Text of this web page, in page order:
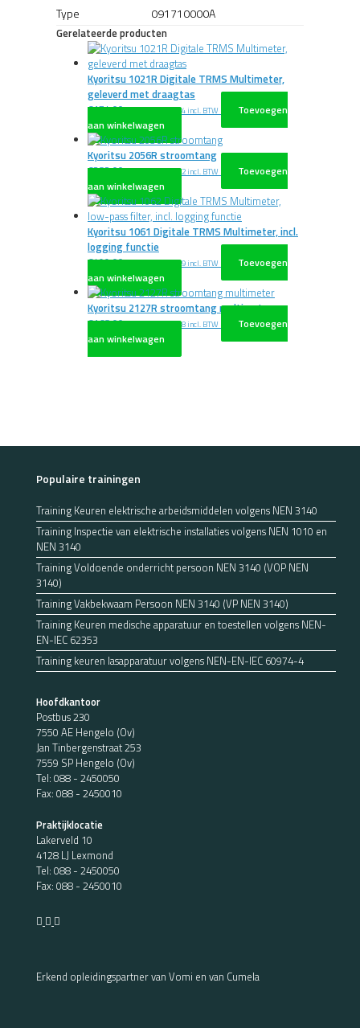
Type
091710000A
Gerelateerde producten
Kyoritsu 1021R Digitale TRMS Multimeter,
geleverd met draagtas
€174,00 excl. BTW€210,54 incl. BTW
Toevoegen
aan winkelwagen
Kyoritsu 2056R stroomtang
€382,00 excl. BTW€462,22 incl. BTW
Toevoegen
aan winkelwagen
Kyoritsu 1061 Digitale TRMS Multimeter, incl.
logging functie
€499,00 excl. BTW€603,79 incl. BTW
Toevoegen
aan winkelwagen
Kyoritsu 2127R stroomtang multimeter
€168,00 excl. BTW€203,28 incl. BTW
Toevoegen
aan winkelwagen
Populaire trainingen
Training Keuren elektrische arbeidsmiddelen volgens NEN 3140
Training Inspectie van elektrische installaties volgens NEN 1010 en
NEN 3140
Training Voldoende onderricht persoon NEN 3140 (VOP NEN
3140)
Training Vakbekwaam Persoon NEN 3140 (VP NEN 3140)
Training Keuren medische apparatuur en toestellen volgens NEN-
EN-IEC 62353
Training keuren lasapparatuur volgens NEN-EN-IEC 60974-4
Hoofdkantoor
Postbus 230
7550 AE Hengelo (Ov)
Jan Tinbergenstraat 253
7559 SP Hengelo (Ov)
Tel: 088 - 2450050
Fax: 088 - 2450010
Praktijklocatie
Lakerveld 10
4128 LJ Lexmond
Tel: 088 - 2450050
Fax: 088 - 2450010
Erkend opleidingspartner van Vomi en van Cumela